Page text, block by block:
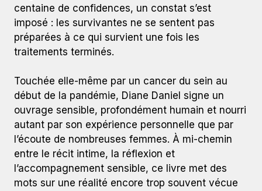
centaine de confidences, un constat s’est
imposé : les survivantes ne se sentent pas
préparées à ce qui survient une fois les
traitements terminés.
Touchée elle-même par un cancer du sein au
début de la pandémie, Diane Daniel signe un
ouvrage sensible, profondément humain et nourri
autant par son expérience personnelle que par
l’écoute de nombreuses femmes. À mi-chemin
entre le récit intime, la réflexion et
l’accompagnement sensible, ce livre met des
mots sur une réalité encore trop souvent vécue